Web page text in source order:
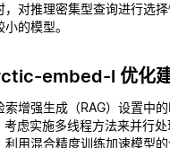
，对推理密集型查询进行选
的模型。
embed-l 优化
索增强生成（RAG）设置中
虑实施多线程方法来并行
利用混合精度训练加速模型